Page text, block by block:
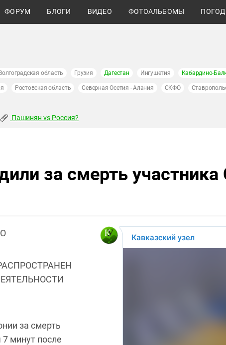
ФОРУМ БЛОГИ ВИДЕО ФОТОАЛЬБОМЫ
Волгоградская область Грузия Дагестан Ингушетия Кабардино-
Ростовская область Северная Осетия - Алания СКФО
Пашинян vs Россия?
за смерть
за смерть
минут после